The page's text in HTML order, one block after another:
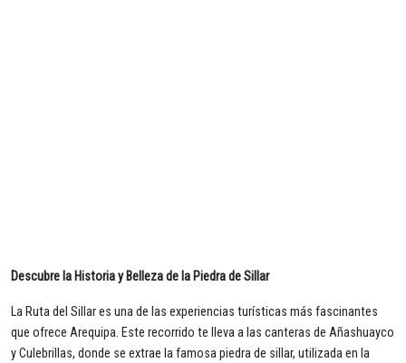
Descubre la Historia y Belleza de la Piedra de Sillar
La Ruta del Sillar es una de las experiencias turísticas más fascinantes
que ofrece Arequipa. Este recorrido te lleva a las canteras de Añashuayco
y Culebrillas, donde se extrae la famosa piedra de sillar, utilizada en la